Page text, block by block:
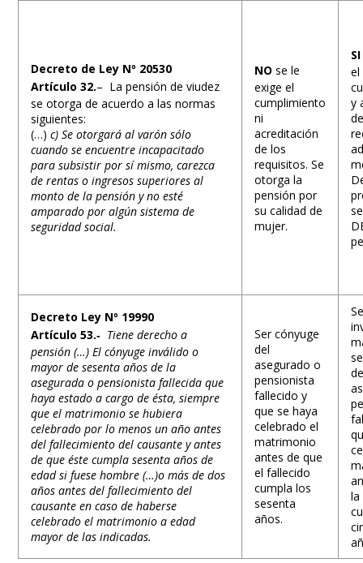
Decreto de Ley Nº 20530
Artículo 32.– La pensión de viudez
se otorga de acuerdo a las normas
siguientes:
(…)c) Se otorgará al varón sólo
cuando se encuentre incapacitado
para subsistir por sí mismo, carezca
de rentas o ingresos superiores al
monto de la pensión y no esté
amparado por algún sistema de
seguridad social.
NOse le
exige el
cumplimiento
ni
acreditación
de los
requisitos. Se
otorga la
pensión por
su calidad de
mujer.
el
y
Decreto Ley Nº 19990
Artículo 53.‐ Tiene derecho a
pensión (…) El cónyuge inválido o
mayor de sesenta años de la
asegurada o pensionista fallecida que
haya estado a cargo de ésta, siempre
que el matrimonio se hubiera
celebrado por lo menos un año antes
del fallecimiento del causante y antes
de que éste cumpla sesenta años de
edad si fuese hombre (…)o más de dos
años antes del fallecimiento del
causante en caso de haberse
celebrado el matrimonio a edad
mayor de las indicadas.
Ser cónyuge
del
asegurado o
pensionista
fallecido y
que se haya
celebrado el
matrimonio
antes de que
el fallecido
cumpla los
sesenta
años.
la